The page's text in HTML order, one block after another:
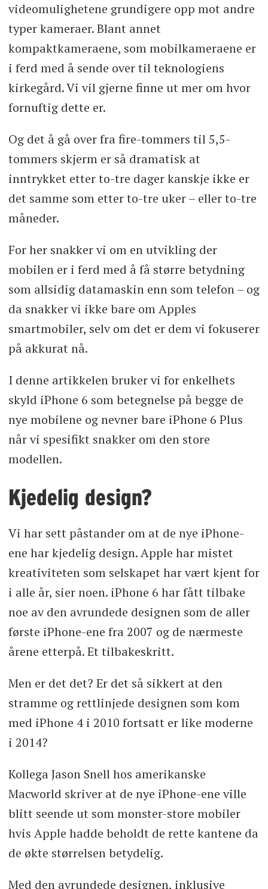
videomulighetene grundigere opp mot andre
typer kameraer. Blant annet
kompaktkameraene, som mobilkameraene er
i ferd med å sende over til teknologiens
kirkegård. Vi vil gjerne finne ut mer om hvor
fornuftig dette er.
Og det å gå over fra fire-tommers til 5,5-
tommers skjerm er så dramatisk at
inntrykket etter to-tre dager kanskje ikke er
det samme som etter to-tre uker – eller to-tre
måneder.
For her snakker vi om en utvikling der
mobilen er i ferd med å få større betydning
som allsidig datamaskin enn som telefon – og
da snakker vi ikke bare om Apples
smartmobiler, selv om det er dem vi fokuserer
på akkurat nå.
I denne artikkelen bruker vi for enkelhets
skyld iPhone 6 som betegnelse på begge de
nye mobilene og nevner bare iPhone 6 Plus
når vi spesifikt snakker om den store
modellen.
Kjedelig design?
Vi har sett påstander om at de nye iPhone-
ene har kjedelig design. Apple har mistet
kreativiteten som selskapet har vært kjent for
i alle år, sier noen. iPhone 6 har fått tilbake
noe av den avrundede designen som de aller
første iPhone-ene fra 2007 og de nærmeste
årene etterpå. Et tilbakeskritt.
Men er det det? Er det så sikkert at den
stramme og rettlinjede designen som kom
med iPhone 4 i 2010 fortsatt er like moderne
i 2014?
Kollega Jason Snell hos amerikanske
Macworld skriver at de nye iPhone-ene ville
blitt seende ut som monster-store mobiler
hvis Apple hadde beholdt de rette kantene da
de økte størrelsen betydelig.
Med den avrundede designen, inklusive